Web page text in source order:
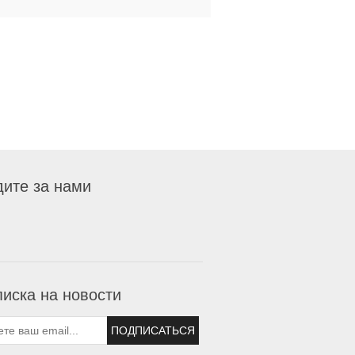
за нами
на новости
ПОДПИСАТЬСЯ